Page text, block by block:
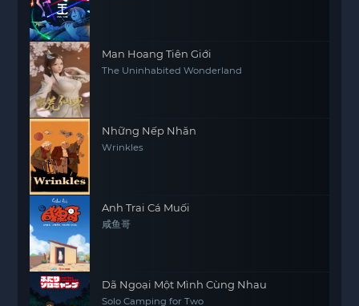
Man Hoang Tiên Giới
The Uninhabited Wonderland
Những Nếp Nhăn
Wrinkles
Anh Trai Cá Muối
咸鱼哥
Dã Ngoại Một Mình Cùng Nhau
Solo Camping for Two